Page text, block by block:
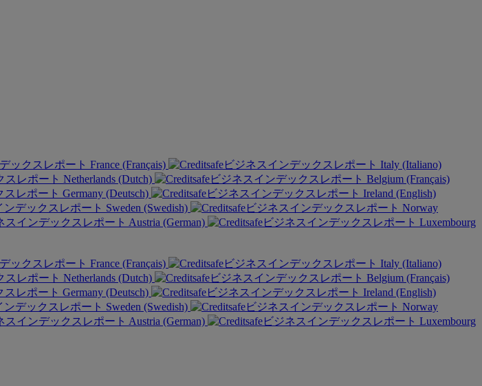
France (Français)
Italy (Italiano)
Netherlands (Dutch)
Belgium (Français)
Germany (Deutsch)
Ireland (English)
Sweden (Swedish)
Norway
Austria (German)
Luxembourg
France (Français)
Italy (Italiano)
Netherlands (Dutch)
Belgium (Français)
Germany (Deutsch)
Ireland (English)
Sweden (Swedish)
Norway
Austria (German)
Luxembourg